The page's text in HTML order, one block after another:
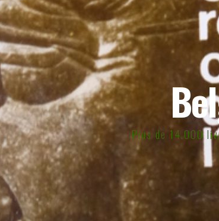
Plus de 14.000